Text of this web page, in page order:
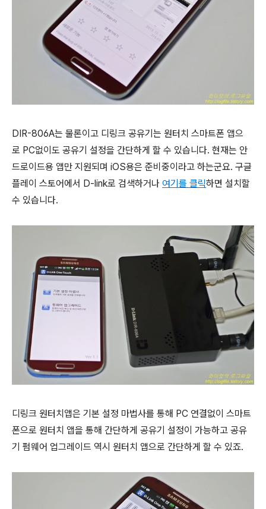
DIR-806A는 물론이고 디링크 공유기는 원터치 스마트폰 앱으
로 PC없이도 공유기 설정을 간단하게 할 수 있습니다. 현재는 안
드로이드용 앱만 지원되며 iOS용은 준비중이라고 하는군요. 구글
플레이 스토어에서 D-link로 검색하거나 여기를 클릭하면 설치할
수 있습니다.
디링크 원터치앱은 기본 설정 마법사를 통해 PC 연결없이 스마트
폰으로 원터치 앱을 통해 간단하게 공유기 설정이 가능하고 공유
기 펌웨어 업그레이드 역시 원터치 앱으로 간단하게 할 수 있죠.